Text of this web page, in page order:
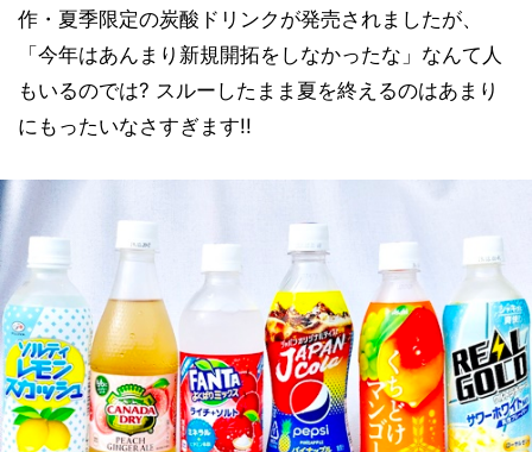
作・夏季限定の炭酸ドリンクが発売されましたが、
「今年はあんまり新規開拓をしなかったな」なんて人
もいるのでは? スルーしたまま夏を終えるのはあまり
にもったいなさすぎます!!